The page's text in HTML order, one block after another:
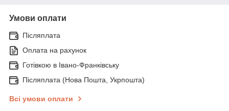
Умови оплати
Післяплата
Оплата на рахунок
Готівкою в Івано-Франківську
Післяплата (Нова Пошта, Укрпошта)
Всі умови оплати